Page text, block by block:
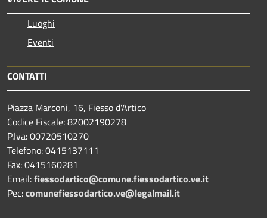
Luoghi
Eventi
CONTATTI
Piazza Marconi, 16, Fiesso d'Artico
Codice Fiscale: 82002190278
P.Iva: 00720510270
Telefono:0415137111
Fax:0415160281
Email:fiessodartico@comune.fiessodartico.ve.it
Pec:comunefiessodartico.ve@legalmail.it